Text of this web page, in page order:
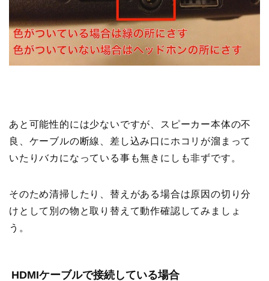
あと可能性的には少ないですが、スピーカー本体の不
良、ケーブルの断線、差し込み口にホコリが溜まって
いたりバカになっている事も無きにしも非ずです。
そのため清掃したり、替えがある場合は原因の切り分
けとして別の物と取り替えて動作確認してみましょ
う。
HDMIケーブルで接続している場合